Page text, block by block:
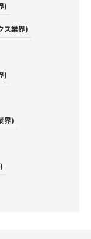
)
ス業界)
)
界)